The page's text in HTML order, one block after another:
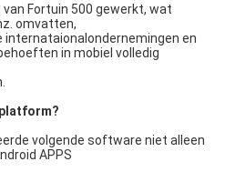
Fortuin 500 gewerkt, wat
omvatten,
internataionalondernemingen en
in mobiel volledig
volgende software niet alleen
APPS